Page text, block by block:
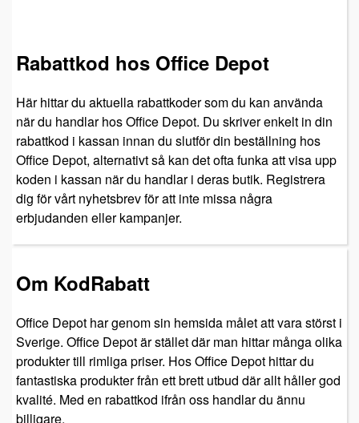
Rabattkod hos Office Depot
Här hittar du aktuella rabattkoder som du kan använda
när du handlar hos Office Depot. Du skriver enkelt in din
rabattkod i kassan innan du slutför din beställning hos
Office Depot, alternativt så kan det ofta funka att visa upp
koden i kassan när du handlar i deras butik. Registrera
dig för vårt nyhetsbrev för att inte missa några
erbjudanden eller kampanjer.
Om KodRabatt
Office Depot har genom sin hemsida målet att vara störst i
Sverige. Office Depot är stället där man hittar många olika
produkter till rimliga priser. Hos Office Depot hittar du
fantastiska produkter från ett brett utbud där allt håller god
kvalité. Med en rabattkod ifrån oss handlar du ännu
billigare.